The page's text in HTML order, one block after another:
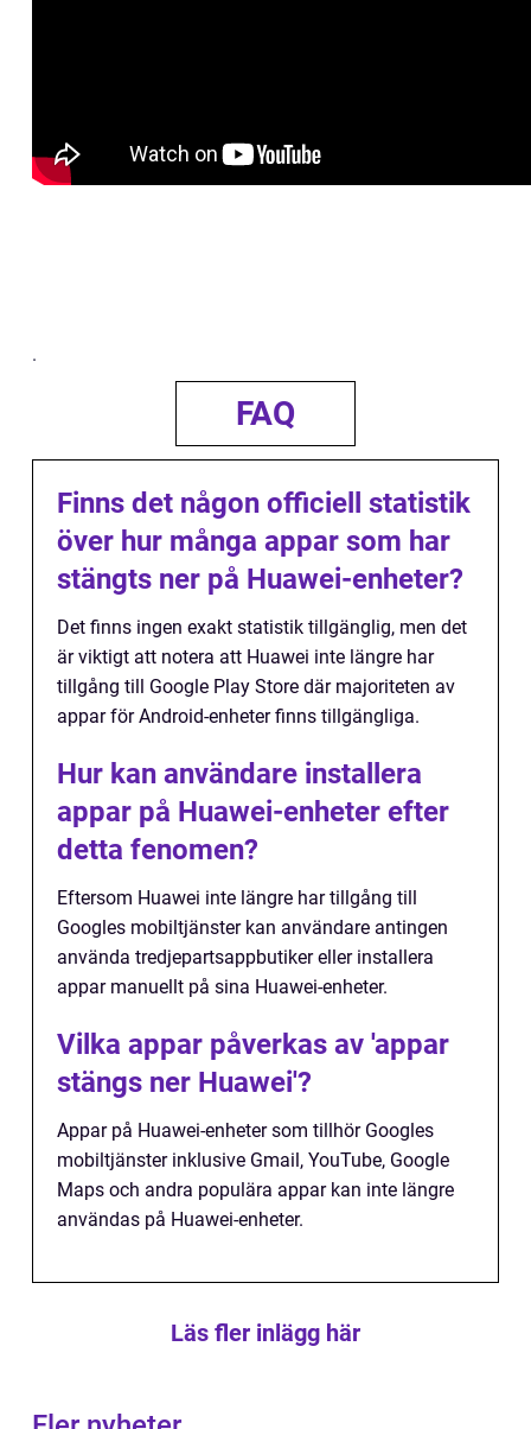
.
FAQ
Finns det någon officiell statistik
över hur många appar som har
stängts ner på Huawei-enheter?
Det finns ingen exakt statistik tillgänglig, men det
är viktigt att notera att Huawei inte längre har
tillgång till Google Play Store där majoriteten av
appar för Android-enheter finns tillgängliga.
Hur kan användare installera
appar på Huawei-enheter efter
detta fenomen?
Eftersom Huawei inte längre har tillgång till
Googles mobiltjänster kan användare antingen
använda tredjepartsappbutiker eller installera
appar manuellt på sina Huawei-enheter.
Vilka appar påverkas av 'appar
stängs ner Huawei'?
Appar på Huawei-enheter som tillhör Googles
mobiltjänster inklusive Gmail, YouTube, Google
Maps och andra populära appar kan inte längre
användas på Huawei-enheter.
Läs fler inlägg här